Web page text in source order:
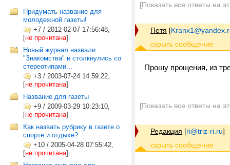
Придумать название для
молодежной газеты!
+7 / 2012-02-07 17:56:48,
[не прочитана]
Новый журнал назвали
"Знакомства" и столкнулись со
стереотипами...
+3 / 2003-07-24 14:59:22,
[не прочитана]
Название для газеты
+9 / 2009-03-29 10:23:10,
[не прочитана]
Как назвать рубрику в газете о
спорте и отдыхе?
+10 / 2005-04-28 07:55:42,
[не прочитана]
[Показать все ответы на
Петя [
Прошу прощения, из
[Показать все ответы на
Редакция [ri@triz-ri.ru]